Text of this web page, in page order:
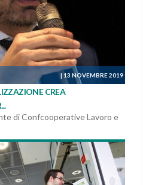
| 13 NOVEMBRE 2019
CREA
di Confcooperative Lavoro e